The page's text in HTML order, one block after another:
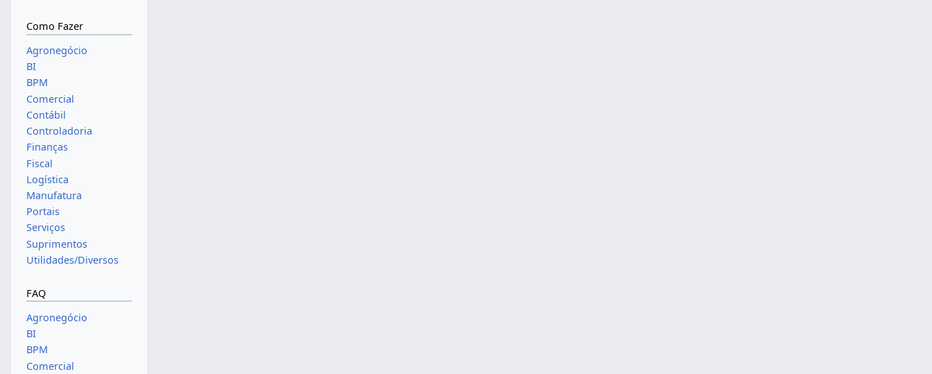
Como Fazer
Agronegócio
BI
BPM
Comercial
Contábil
Controladoria
Finanças
Fiscal
Logística
Manufatura
Portais
Serviços
Suprimentos
Utilidades/Diversos
FAQ
Agronegócio
BI
BPM
Comercial